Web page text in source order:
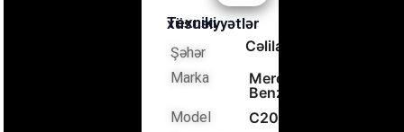
Texniki xüsusiyyətlər
Şəhər Cəlilabad
Marka
Mercedes-
Benz
Model C200